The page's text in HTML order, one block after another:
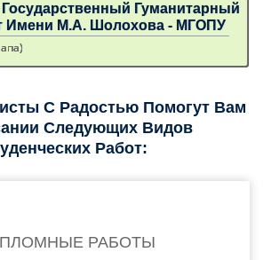
Гуманитарный
Имени М.А. Шолохова - МГОПУ
С Радостью Помогут Вам
Следующих Видов
Работ:
РАБОТЫ